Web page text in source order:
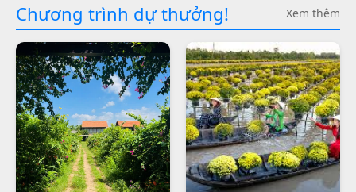
Chương trình dự thưởng! Xem thêm